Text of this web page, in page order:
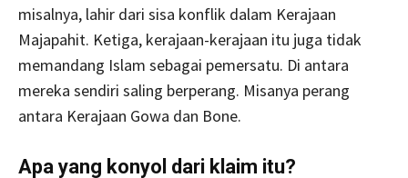
misalnya, lahir dari sisa konflik dalam Kerajaan
Majapahit. Ketiga, kerajaan-kerajaan itu juga tidak
memandang Islam sebagai pemersatu. Di antara
mereka sendiri saling berperang. Misanya perang
antara Kerajaan Gowa dan Bone.
Apa yang konyol dari klaim itu?